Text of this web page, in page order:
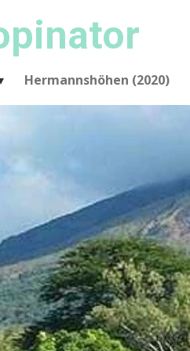
Hermannshöhen (2020)